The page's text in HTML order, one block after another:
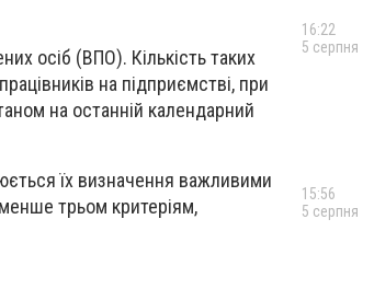
осіб (ВПО). Кількість таких
на підприємстві, при
на останній календарний
їх визначення важливими
менше трьом критеріям,
16:22
5 серпня
15:56
5 серпня